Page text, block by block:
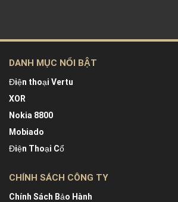
DANH MỤC NỔI BẬT
Điện thoại Vertu
XOR
Nokia 8800
Mobiado
Điện Thoại Cổ
CHÍNH SÁCH CÔNG TY
Chính Sách Bảo Hành